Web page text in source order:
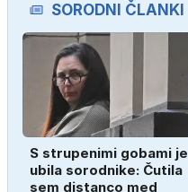
SORODNI ČLANKI
S strupenimi gobami je
ubila sorodnike: Čutila
sem distanco med